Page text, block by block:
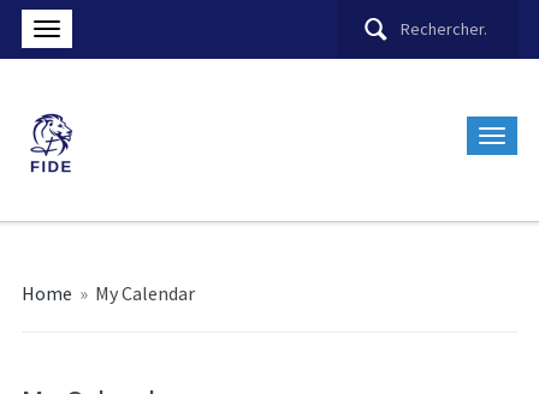
Home » My Calendar